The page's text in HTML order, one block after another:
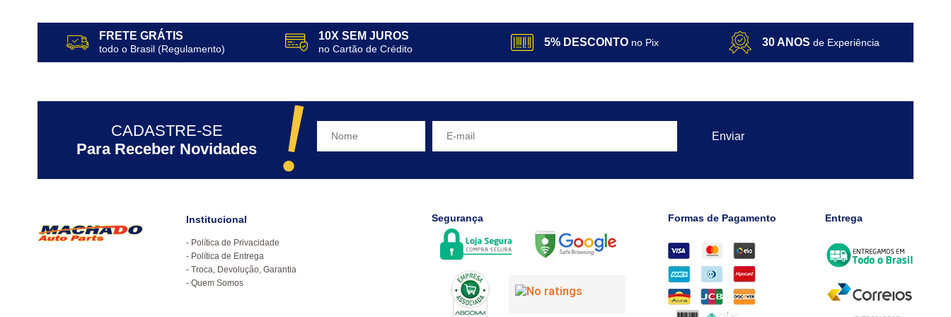
FRETE GRÁTIS
todo o Brasil (Regulamento)
10X SEM JUROS
no Cartão de Crédito
5% DESCONTO no Pix 30 ANOS de Experiência
CADASTRE-SE
Para Receber Novidades
Institucional
Política de Privacidade
Política de Entrega
Troca, Devolução, Garantia
Quem Somos
Segurança Formas de Pagamento Entrega